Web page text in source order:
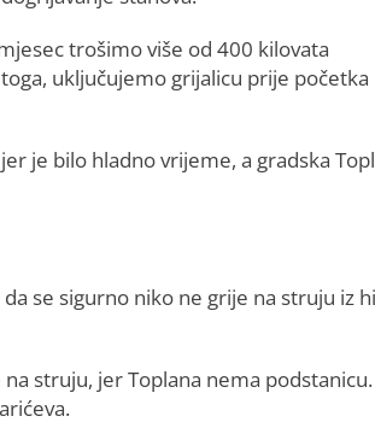
trošimo više od 400 kilovata
uključujemo grijalicu prije početka
je bilo hladno vrijeme, a gradska
se sigurno niko ne grije na struju iz
struju, jer Toplana nema podstanicu.